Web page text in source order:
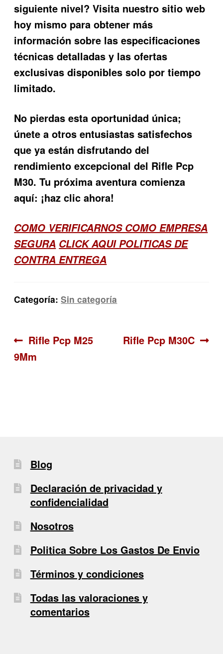
siguiente nivel? Visita nuestro sitio web
hoy mismo para obtener más
información sobre las especificaciones
técnicas detalladas y las ofertas
exclusivas disponibles solo por tiempo
limitado.
No pierdas esta oportunidad única;
únete a otros entusiastas satisfechos
que ya están disfrutando del
rendimiento excepcional del Rifle Pcp
M30. Tu próxima aventura comienza
aquí: ¡haz clic ahora!
COMO VERIFICARNOS COMO EMPRESA
SEGURA CLICK AQUI POLITICAS DE
CONTRA ENTREGA
Categoría:Sin categoría
Navegación
de
Anterior:
Rifle Pcp M25
9Mm
Siguiente:
Rifle Pcp M30C
Blog
Declaración de privacidad y
confidencialidad
Nosotros
Politica Sobre Los Gastos De Envio
Términos y condiciones
Todas las valoraciones y
comentarios